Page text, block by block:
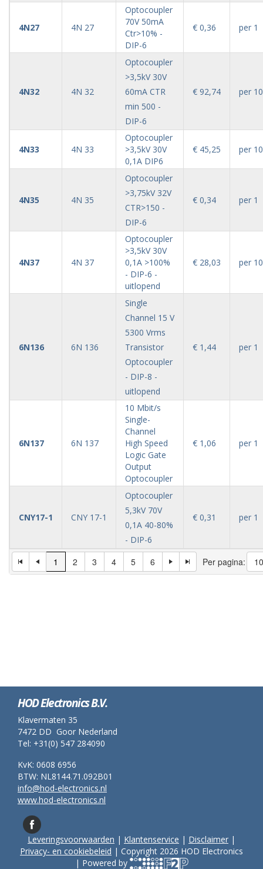
1 2 3 4 5 6 Per pagina:
4N27 4N 27
Optocoupler
70V 50mA
Ctr>10% -
DIP-6
€ 0,36 per 1
4N32 4N 32
Optocoupler
>3,5kV 30V
60mA CTR
min 500 -
DIP-6
€ 92,74 per
4N33 4N 33
Optocoupler
>3,5kV 30V
0,1A DIP6
€ 45,25 per
4N35 4N 35
Optocoupler
>3,75kV 32V
CTR>150 -
DIP-6
€ 0,34 per 1
4N37 4N 37
Optocoupler
>3,5kV 30V
0,1A >100%
- DIP-6 -
uitlopend
€ 28,03 per
6N136 6N 136
Single
Channel 15 V
5300 Vrms
Transistor
Optocoupler
- DIP-8 -
uitlopend
€ 1,44 per 1
6N137 6N 137
10 Mbit/s
Single-
Channel
High Speed
Logic Gate
Output
Optocoupler
€ 1,06 per 1
CNY17-1 CNY 17-1
Optocoupler
5,3kV 70V
0,1A 40-80%
- DIP-6
€ 0,31 per 1
HOD Electronics B.V.
Klavermaten 35
7472 DD Goor Nederland
Tel: +31(0) 547 284090
KvK: 0608 6956
BTW: NL8144.71.092B01
info@hod-electronics.nl
www.hod-electronics.nl
Leveringsvoorwaarden | Klantenservice | Disclaimer |
Privacy- en cookiebeleid | Copyright 2026 HOD Electronics
| Powered by